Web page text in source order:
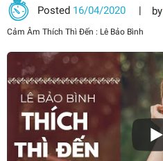
Posted 16/04/2020 by
Cảm Âm Thích Thì Đến : Lê Bảo Bình